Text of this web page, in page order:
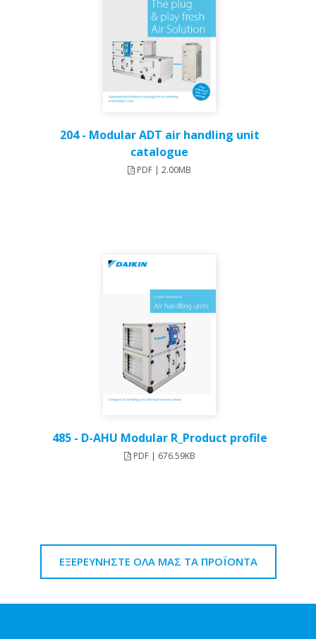
204 - Modular ADT air handling unit
catalogue
PDF | 2.00MB
485 - D-AHU Modular R_Product profile
PDF | 676.59KB
ΕΞΕΡΕΥΝΗΣΤΕ ΟΛΑ ΜΑΣ ΤΑ ΠΡΟΪΟΝΤΑ